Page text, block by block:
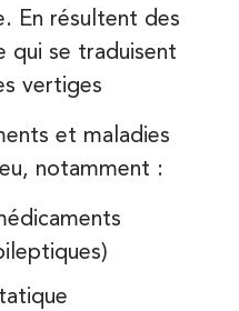
En résultent des
qui se traduisent
vertiges
et maladies
notamment :
92100 Boulogne-
Boulogne-Billancourt